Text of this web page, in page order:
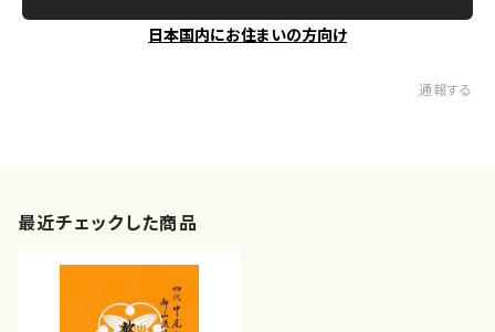
日本国内にお住まいの方向け
通報する
最近チェックした商品